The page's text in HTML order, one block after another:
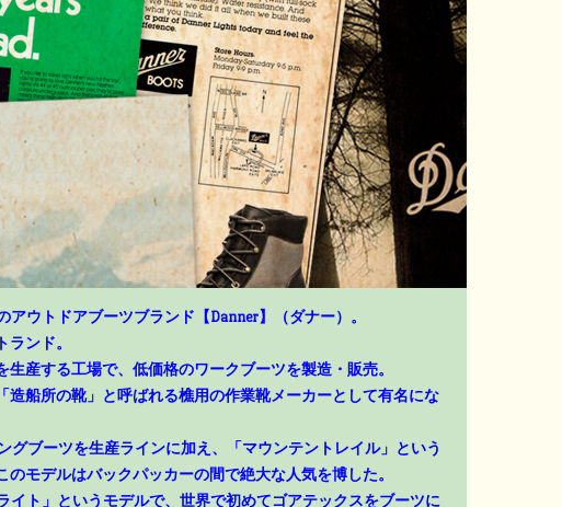
アウトドアブーツブランド【Danner】（ダナー）。
ランド。
生産する工場で、低価格のワークブーツを製造・販売。
造船所の靴」と呼ばれる樵用の作業靴メーカーとして有名にな
グブーツを生産ラインに加え、「マウンテントレイル」という
のモデルはバックパッカーの間で絶大な人気を博した。
イト」というモデルで、世界で初めてゴアテックスをブーツに